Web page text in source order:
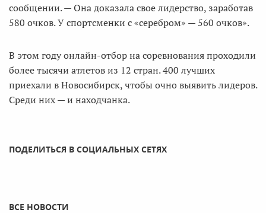
сообщении. — Она доказала свое лидерство, заработав
580 очков. У спортсменки с «серебром» — 560 очков».
В этом году онлайн-отбор на соревнования проходили
более тысячи атлетов из 12 стран. 400 лучших
приехали в Новосибирск, чтобы очно выявить лидеров.
Среди них — и находчанка.
ПОДЕЛИТЬСЯ В СОЦИАЛЬНЫХ СЕТЯХ
ВСЕ НОВОСТИ